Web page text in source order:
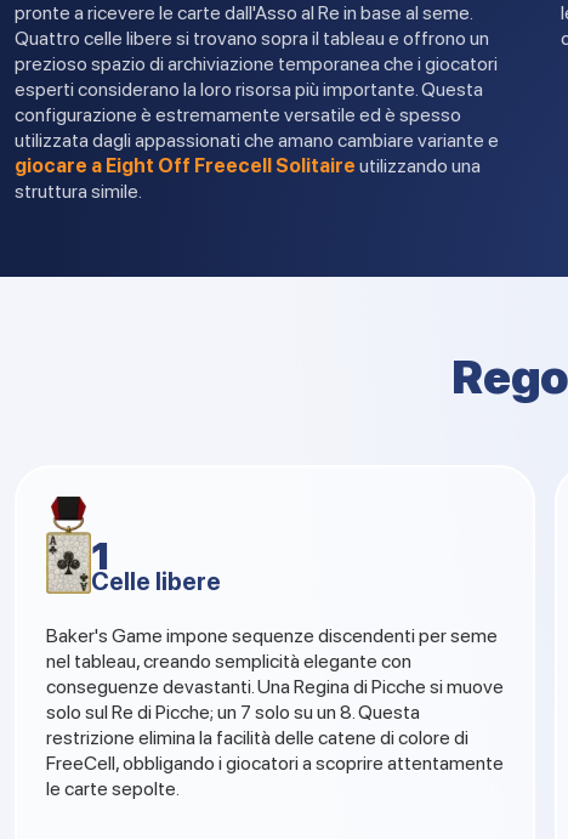
pronte a ricevere le carte dall'Asso al Re in base al seme.
Quattro celle libere si trovano sopra il tableau e offrono un
prezioso spazio di archiviazione temporanea che i giocatori
esperti considerano la loro risorsa più importante. Questa
configurazione è estremamente versatile ed è spesso
utilizzata dagli appassionati che amano cambiare variante e
giocare a Eight Off Freecell Solitaire utilizzando una
struttura simile.
1
Celle libere
Baker's Game impone sequenze discendenti per seme
nel tableau, creando semplicità elegante con
conseguenze devastanti. Una Regina di Picche si muove
solo sul Re di Picche; un 7 solo su un 8. Questa
restrizione elimina la facilità delle catene di colore di
FreeCell, obbligando i giocatori a scoprire attentamente
le carte sepolte.